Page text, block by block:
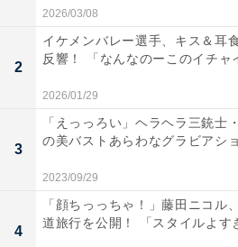
2026/03/08
2
イケメンバレー選手、キス＆耳
反響！ 「なんなのーこのイチャ
2026/01/29
3
「えっっろい」ヘラヘラ三銃士
の美バストあらわなグラビアシ
2023/09/29
4
「顔ちっっちゃ！」藤田ニコル
道旅行を公開！ 「スタイルよす